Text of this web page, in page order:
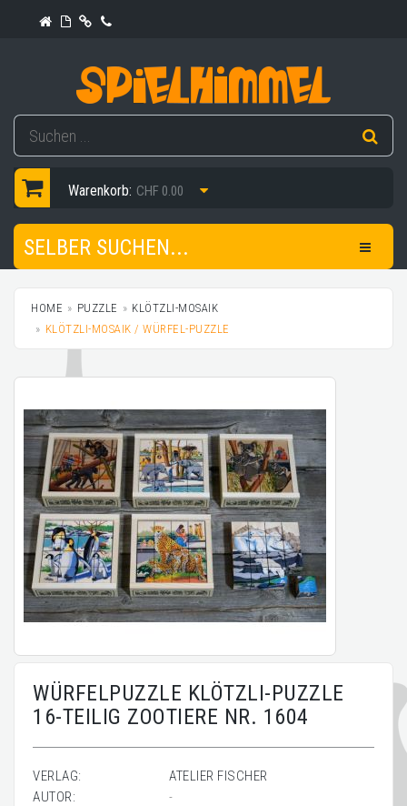
Warenkorb: CHF 0.00
SELBER SUCHEN...
HOME PUZZLE
KLÖTZLI-MOSAIK
KLÖTZLI-MOSAIK / WÜRFEL-PUZZLE
WÜRFELPUZZLE KLÖTZLI-PUZZLE
16-TEILIG ZOOTIERE NR. 1604
VERLAG:
ATELIER FISCHER
AUTOR:
-